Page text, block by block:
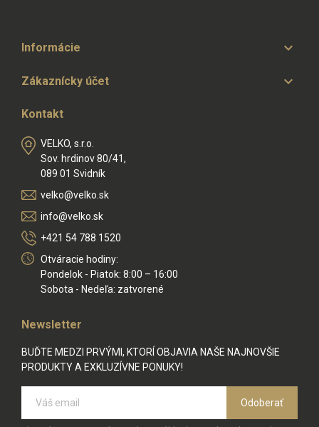
Informácie 
Zákaznícky účet 
Kontakt
VELKO, s.r.o.
Sov. hrdinov 80/41,
089 01 Svidník
velko@velko.sk
info@velko.sk
+421 54 788 1520
Otváracie hodiny:
Pondelok - Piatok: 8:00 – 16:00
Sobota - Nedeľa: zatvorené
Newsletter
BUĎTE MEDZI PRVÝMI, KTORÍ OBJAVIA NAŠE NAJNOVŠIE
PRODUKTY A EXKLUZÍVNE PONUKY!
Odoberať